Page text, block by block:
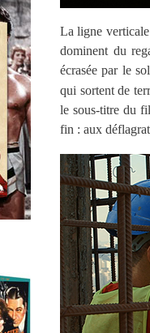
La ligne
dominent du
écrasée par le
qui sortent de
le sous-titre du
fin : aux